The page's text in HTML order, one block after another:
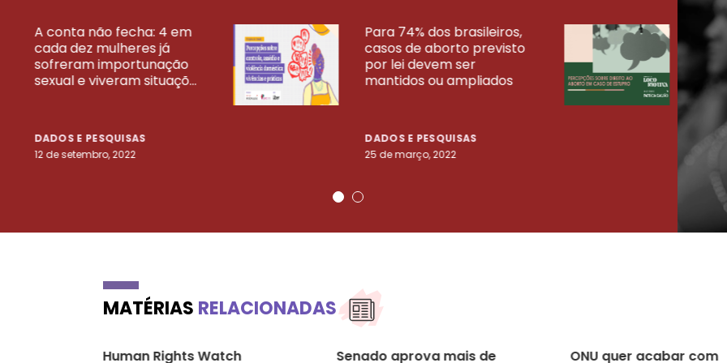
A conta não fecha: 4 em
cada dez mulheres já
sofreram importunação
sexual e viveram situaçõ...
DADOS E PESQUISAS
12 de setembro, 2022
Para 74% dos brasileiros,
casos de aborto previsto
por lei devem ser
mantidos ou ampliados
DADOS E PESQUISAS
25 de março, 2022
23
VEJA MAIS PESQUISAS
MATÉRIAS RELACIONADAS
Human Rights Watch
Senado aprova mais de
ONU quer acabar com